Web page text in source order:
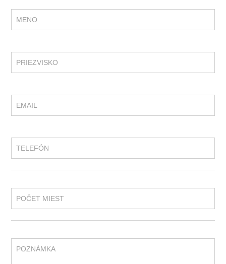
MENO
PRIEZVISKO
EMAIL
TELEFÓN
POČET MIEST
POZNÁMKA